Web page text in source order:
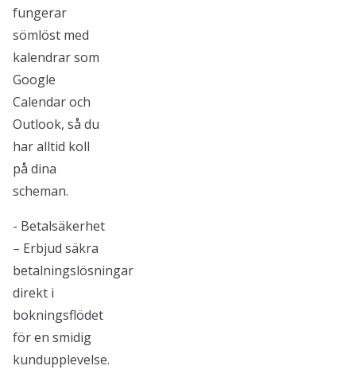
fungerar
sömlöst med
kalendrar som
Google
Calendar och
Outlook, så du
har alltid koll
på dina
scheman.
- Betalsäkerhet
– Erbjud säkra
betalningslösningar
direkt i
bokningsflödet
för en smidig
kundupplevelse.